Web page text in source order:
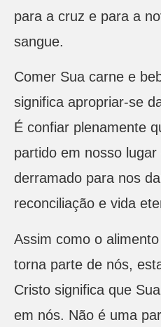
para a cruz e para a
sangue.
Comer Sua carne e
significa apropriar-se
É confiar plenamente
partido em nosso
derramado para nos
reconciliação e vida
Assim como o
torna parte de nós,
Cristo significa que
em nós. Não é uma